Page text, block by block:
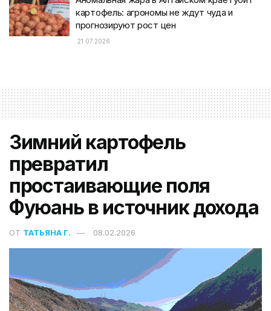
картофель: агрономы не ждут чуда и
прогнозируют рост цен
21.07.2026
Зимний картофель
превратил
простаивающие поля
Фуюань в источник дохода
ОТ ТАТЬЯНА Г. 08.02.2026